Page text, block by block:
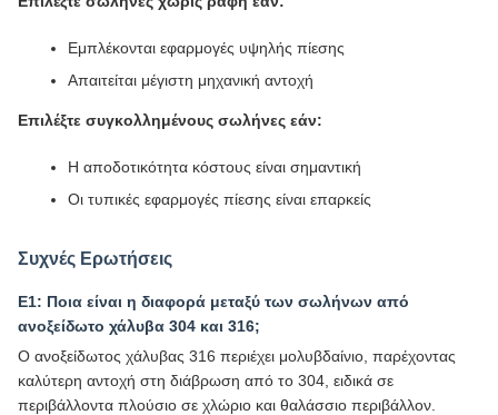
Εμπλέκονται εφαρμογές υψηλής πίεσης
Απαιτείται μέγιστη μηχανική αντοχή
Επιλέξτε συγκολλημένους σωλήνες εάν:
Η αποδοτικότητα κόστους είναι σημαντική
Οι τυπικές εφαρμογές πίεσης είναι επαρκείς
Συχνές Ερωτήσεις
Ε1: Ποια είναι η διαφορά μεταξύ των σωλήνων από
ανοξείδωτο χάλυβα 304 και 316;
Ο ανοξείδωτος χάλυβας 316 περιέχει μολυβδαίνιο, παρέχοντας
καλύτερη αντοχή στη διάβρωση από το 304, ειδικά σε
περιβάλλοντα πλούσιο σε χλώριο και θαλάσσιο περιβάλλον.